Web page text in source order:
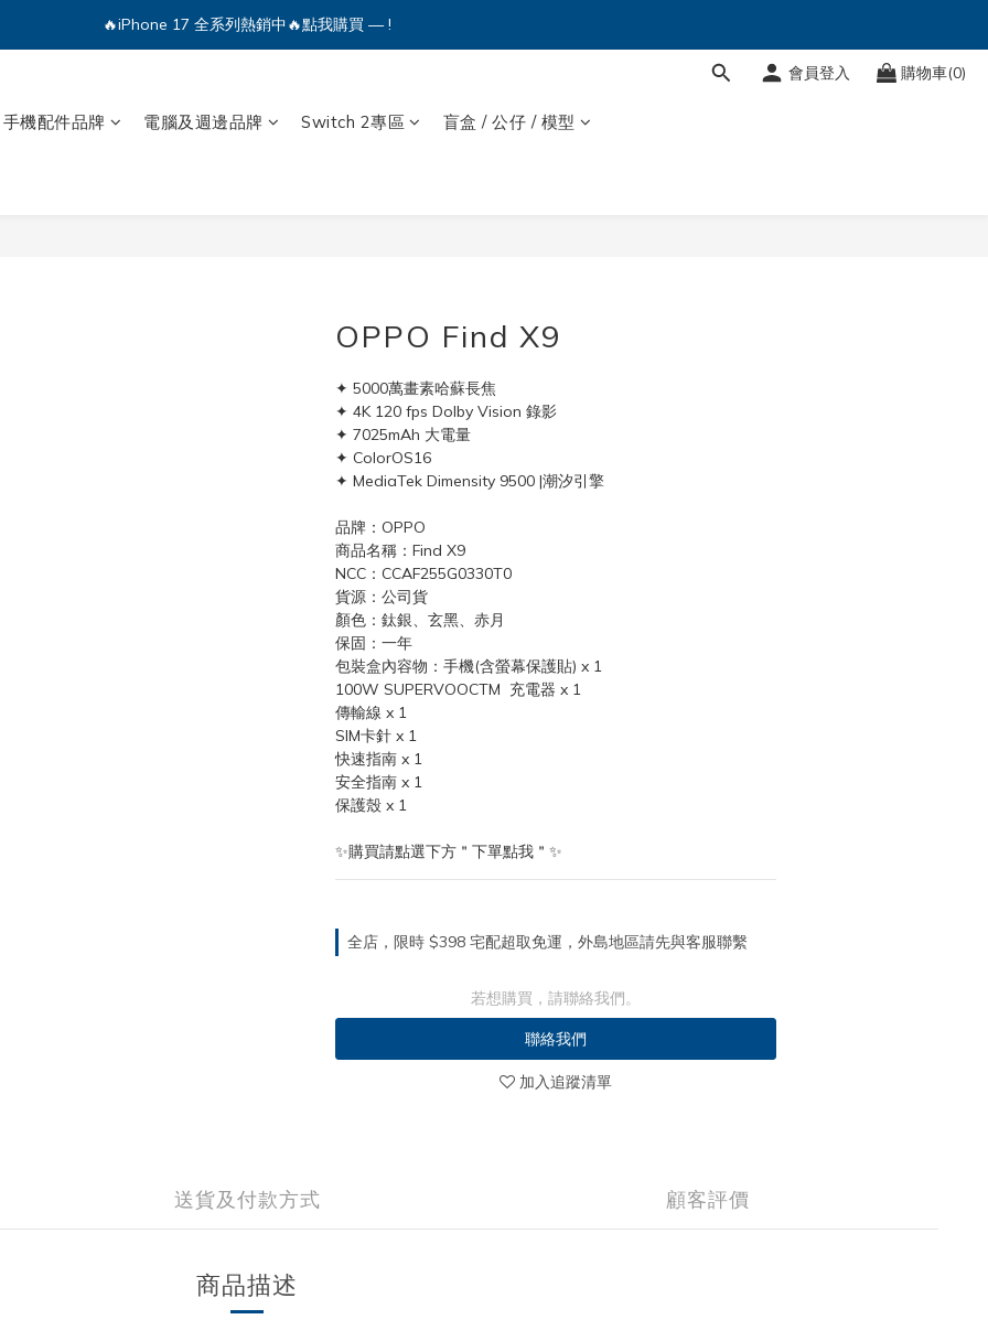
🔥iPhone 17 全系列熱銷中🔥點我購買 — !
💕加入Q哥 Line 新好友領優惠券！🎫
會員登入 購物車(0)
手機配件品牌 電腦及週邊品牌 Switch 2專區 盲盒 / 公仔 / 模型
OPPO Find X9
✦ 5000萬畫素哈蘇長焦
✦ 4K 120 fps Dolby Vision 錄影
✦ 7025mAh 大電量
✦ ColorOS16
✦ MediaTek Dimensity 9500 |潮汐引擎
品牌：OPPO
商品名稱：Find X9
NCC：CCAF255G0330T0
貨源：公司貨
顏色：鈦銀、玄黑、赤月
保固：一年
包裝盒內容物：手機(含螢幕保護貼) x 1
100W SUPERVOOCTM  充電器 x 1
傳輸線 x 1
SIM卡針 x 1
快速指南 x 1
安全指南 x 1
保護殼 x 1
✨購買請點選下方＂下單點我＂✨
全店，限時 $398 宅配超取免運，外島地區請先與客服聯繫
若想購買，請聯絡我們。
聯絡我們
加入追蹤清單
送貨及付款方式 顧客評價
商品描述